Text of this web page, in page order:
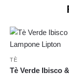
TÈ
Tè Verde Ibisco &